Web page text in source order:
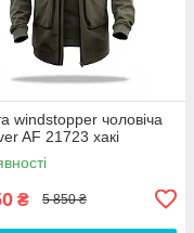
windstopper чоловіча
AF 21723 хакі
₴ 5 850 ₴